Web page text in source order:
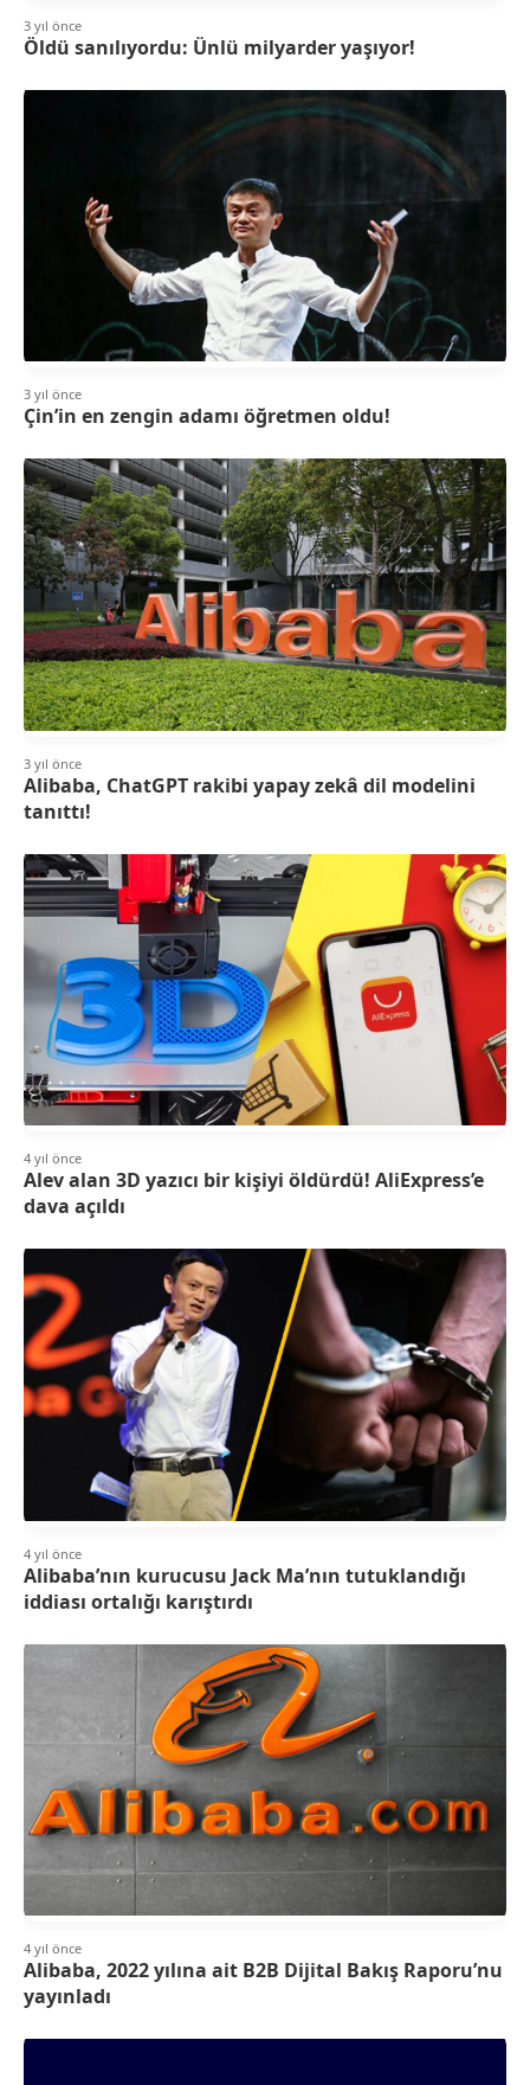
3 yıl önce
Öldü sanılıyordu: Ünlü milyarder yaşıyor!
3 yıl önce
Çin’in en zengin adamı öğretmen oldu!
3 yıl önce
Alibaba, ChatGPT rakibi yapay zekâ dil modelini
tanıttı!
4 yıl önce
Alev alan 3D yazıcı bir kişiyi öldürdü! AliExpress’e
dava açıldı
4 yıl önce
Alibaba’nın kurucusu Jack Ma’nın tutuklandığı
iddiası ortalığı karıştırdı
4 yıl önce
Alibaba, 2022 yılına ait B2B Dijital Bakış Raporu’nu
yayınladı